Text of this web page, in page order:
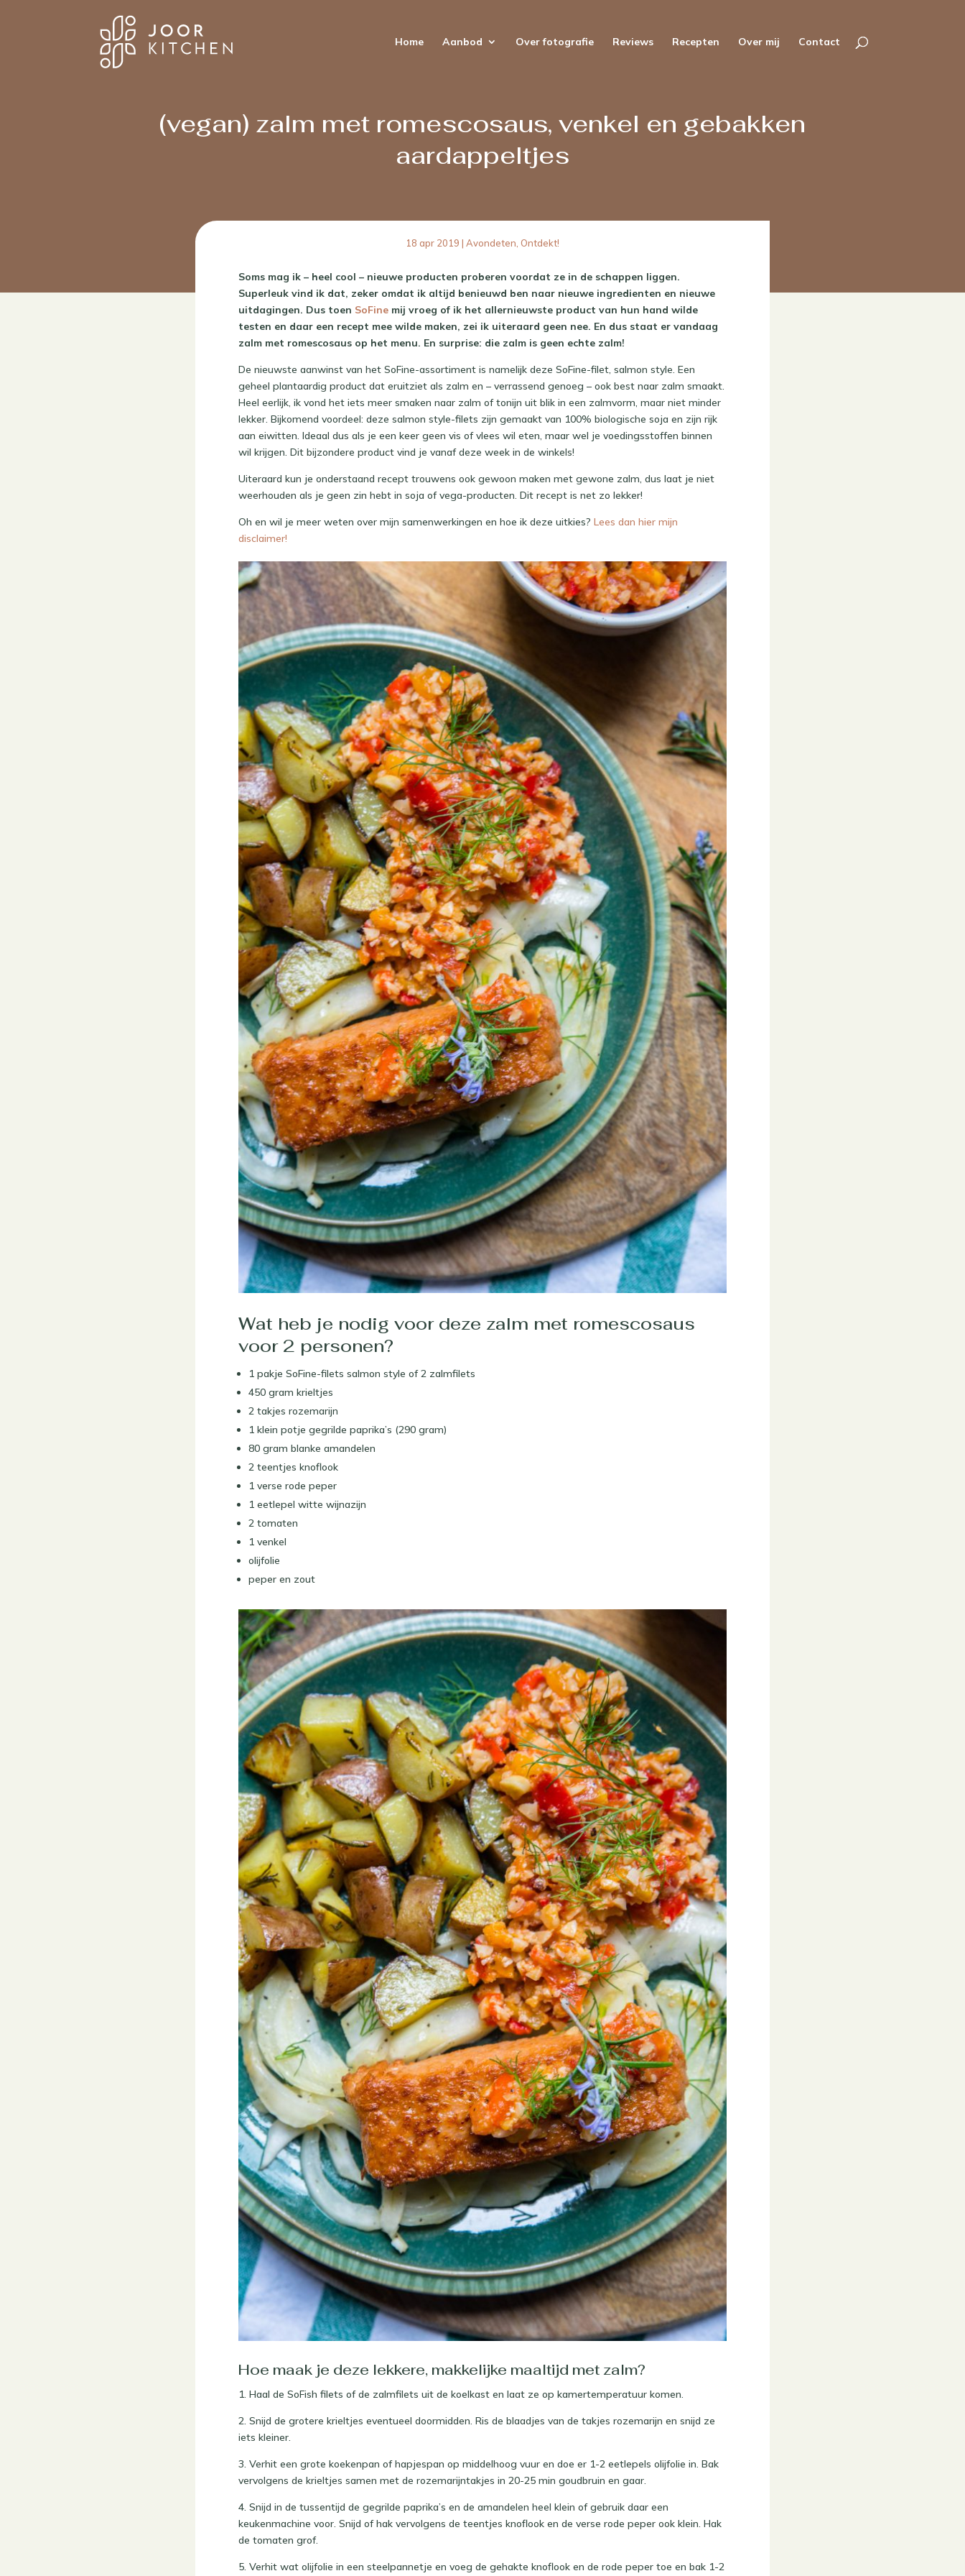
Home Aanbod Over fotografie Reviews Recepten Over mij Contact
(vegan) zalm met romescosaus, venkel en gebakken
aardappeltjes
18 apr 2019 | Avondeten Ontdekt!
Soms mag ik – heel cool – nieuwe producten proberen voordat ze in de schappen liggen.
Superleuk vind ik dat, zeker omdat ik altijd benieuwd ben naar nieuwe ingredienten en nieuwe
uitdagingen. Dus toen SoFine mij vroeg of ik het allernieuwste product van hun hand wilde
testen en daar een recept mee wilde maken, zei ik uiteraard geen nee. En dus staat er vandaag
zalm met romescosaus op het menu. En surprise: die zalm is geen echte zalm!
De nieuwste aanwinst van het SoFine-assortiment is namelijk deze SoFine-filet, salmon style. Een
geheel plantaardig product dat eruitziet als zalm en – verrassend genoeg – ook best naar zalm smaakt.
Heel eerlijk, ik vond het iets meer smaken naar zalm of tonijn uit blik in een zalmvorm, maar niet minder
lekker. Bijkomend voordeel: deze salmon style-filets zijn gemaakt van 100% biologische soja en zijn rijk
aan eiwitten. Ideaal dus als je een keer geen vis of vlees wil eten, maar wel je voedingsstoffen binnen
wil krijgen. Dit bijzondere product vind je vanaf deze week in de winkels!
Uiteraard kun je onderstaand recept trouwens ook gewoon maken met gewone zalm, dus laat je niet
weerhouden als je geen zin hebt in soja of vega-producten. Dit recept is net zo lekker!
Oh en wil je meer weten over mijn samenwerkingen en hoe ik deze uitkies? Lees dan hier mijn
disclaimer!
Wat heb je nodig voor deze zalm met romescosaus
voor 2 personen?
1 pakje SoFine-filets salmon style of 2 zalmfilets
450 gram krieltjes
2 takjes rozemarijn
1 klein potje gegrilde paprika’s (290 gram)
80 gram blanke amandelen
2 teentjes knoflook
1 verse rode peper
1 eetlepel witte wijnazijn
2 tomaten
1 venkel
olijfolie
peper en zout
Hoe maak je deze lekkere, makkelijke maaltijd met zalm?
1. Haal de SoFish filets of de zalmfilets uit de koelkast en laat ze op kamertemperatuur komen.
2. Snijd de grotere krieltjes eventueel doormidden. Ris de blaadjes van de takjes rozemarijn en snijd ze
iets kleiner.
3. Verhit een grote koekenpan of hapjespan op middelhoog vuur en doe er 1-2 eetlepels olijfolie in. Bak
vervolgens de krieltjes samen met de rozemarijntakjes in 20-25 min goudbruin en gaar.
4. Snijd in de tussentijd de gegrilde paprika’s en de amandelen heel klein of gebruik daar een
keukenmachine voor. Snijd of hak vervolgens de teentjes knoflook en de verse rode peper ook klein. Hak
de tomaten grof.
5. Verhit wat olijfolie in een steelpannetje en voeg de gehakte knoflook en de rode peper toe en bak 1-2